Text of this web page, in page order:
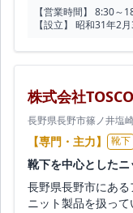
【営業時間】 8:30～
【設立】 昭和31年2
株式会社
長野県長野市篠ノ井塩
【専門・主力】 靴下
靴下を中心とした
長野県長野市にあ
ニット製品を扱って